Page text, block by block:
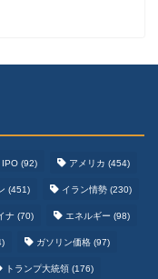
IPO (92) アメリカ (454)
(451) イラン情勢 (230)
ナ (70) エネルギー (98)
ガソリン価格 (97)
トランプ大統領 (176)